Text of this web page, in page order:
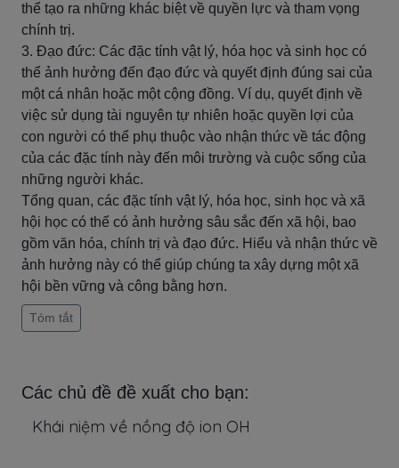
thể tạo ra những khác biệt về quyền lực và tham vọng
chính trị.
3. Đạo đức: Các đặc tính vật lý, hóa học và sinh học có
thể ảnh hưởng đến đạo đức và quyết định đúng sai của
một cá nhân hoặc một cộng đồng. Ví dụ, quyết định về
việc sử dụng tài nguyên tự nhiên hoặc quyền lợi của
con người có thể phụ thuộc vào nhận thức về tác động
của các đặc tính này đến môi trường và cuộc sống của
những người khác.
Tổng quan, các đặc tính vật lý, hóa học, sinh học và xã
hội học có thể có ảnh hưởng sâu sắc đến xã hội, bao
gồm văn hóa, chính trị và đạo đức. Hiểu và nhận thức về
ảnh hưởng này có thể giúp chúng ta xây dựng một xã
hội bền vững và công bằng hơn.
Tóm tắt
Các chủ đề đề xuất cho bạn:
Khái niệm về nồng độ ion OH